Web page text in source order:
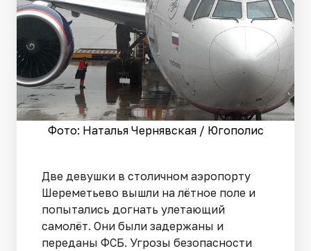
Фото: Наталья Чернявская / Югополис
Две девушки в столичном аэропорту
Шереметьево вышли на лётное поле и
попытались догнать улетающий
самолёт. Они были задержаны и
переданы ФСБ. Угрозы безопасности